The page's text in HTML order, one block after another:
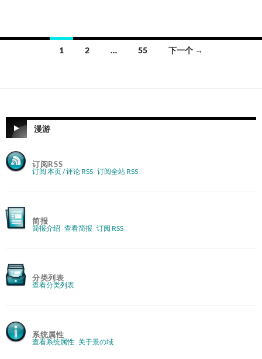
导
1 2 … 55 下一个 →
漫游
订阅RSS
订阅 本页 / 评论 RSS 订阅全站 RSS
简报
简报介绍 查看简报 订阅 RSS
分类列表
查看分类列表
系统属性
查看系统属性 关于景の域